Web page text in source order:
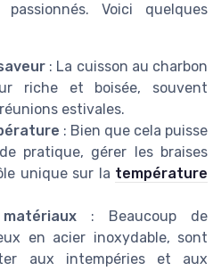
Voici quelques
: La cuisson au charbon
riche et boisée, souvent
estivales.
: Bien que cela puisse
pratique, gérer les braises
unique sur la température
: Beaucoup de
en acier inoxydable, sont
aux intempéries et aux